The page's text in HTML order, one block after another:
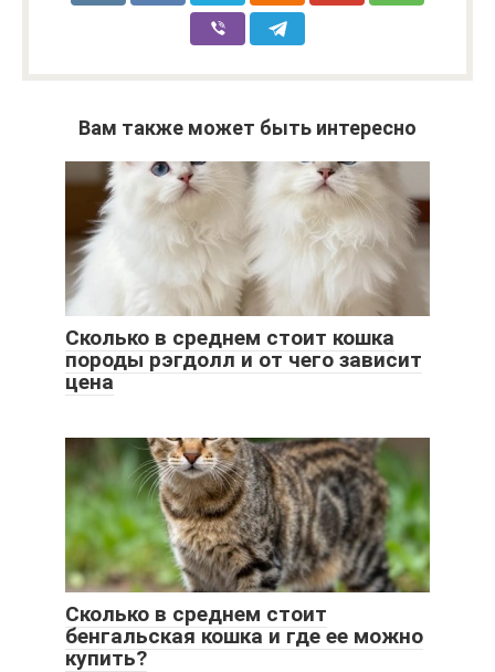
Вам также может быть интересно
Сколько в среднем стоит кошка
породы рэгдолл и от чего зависит
цена
Сколько в среднем стоит
бенгальская кошка и где ее можно
купить?